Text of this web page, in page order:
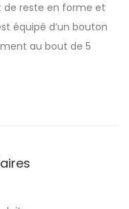
de reste en forme et
équipé d’un bouton
au bout de 5